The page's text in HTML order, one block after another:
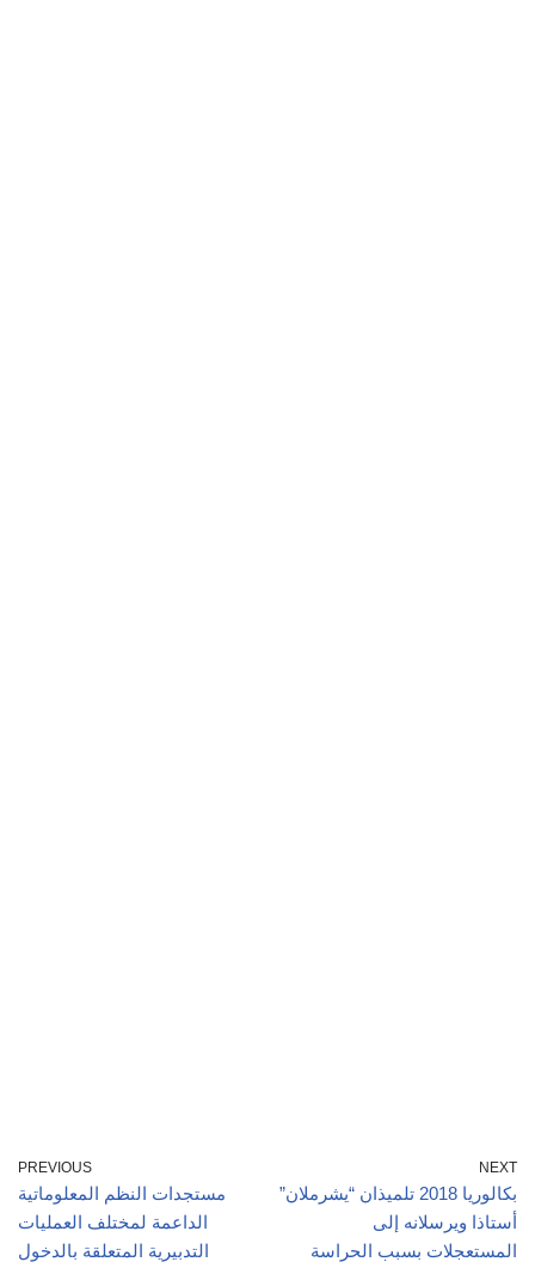
PREVIOUS
مستجدات النظم المعلوماتية
الداعمة لمختلف العمليات
التدبيرية المتعلقة بالدخول
NEXT
بكالوريا 2018 تلميذان “يشرملان”
أستاذا ويرسلانه إلى
المستعجلات بسبب الحراسة